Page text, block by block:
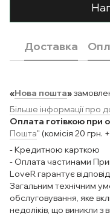
Доставка
«Нова пошта»
Більше інформації про
Оплата готівкою при
Пошта" (комісія 20 грн.
- Кредитною карткою
- Оплата частинами
LoveR гарантує
Загальним технічним
обслуговування, яке
недоліків, що виникли з